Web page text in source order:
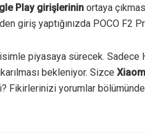
Play girişlerinin ortaya
giriş yaptığınızda POCO F2
piyasaya sürecek. Sadece
bekleniyor. Sizce
Fikirlerinizi yorumlar